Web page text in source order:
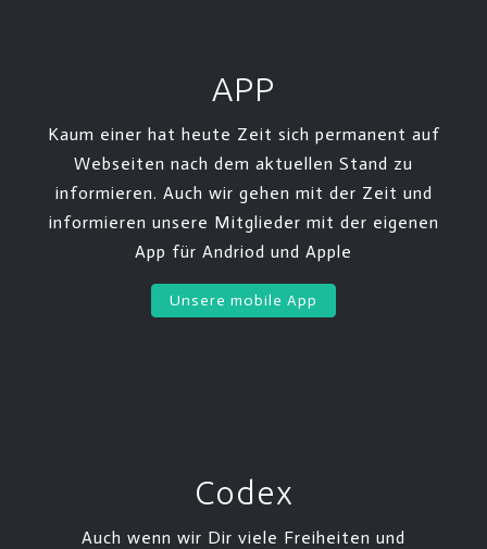
APP
Kaum einer hat heute Zeit sich permanent auf
Webseiten nach dem aktuellen Stand zu
informieren. Auch wir gehen mit der Zeit und
informieren unsere Mitglieder mit der eigenen
App für Andriod und Apple
Unsere mobile App
Codex
Auch wenn wir Dir viele Freiheiten und